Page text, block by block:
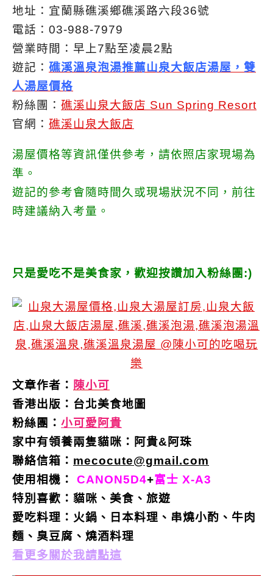
地址：宜蘭縣礁溪鄉礁溪路六段36號
電話：03-988-7979
營業時間：早上7點至凌晨2點
遊記： 礁溪溫泉泡湯推薦山泉大飯店湯屋，雙
人湯屋價格
粉絲團： 礁溪山泉大飯店 Sun Spring Resort
官網： 礁溪山泉大飯店
湯屋價格等資訊僅供參考，請依照店家現場為
準。
遊記的參考會隨時間久或現場狀況不同，前往
時建議納入考量。
只是愛吃不是美食家，歡迎按讚加入粉絲團:)
文章作者： 陳小可
香港出版： 台北美食地圖
粉絲團： 小可愛阿貴
家中有領養兩隻貓咪：阿貴&阿珠
聯絡信箱： mecocute@gmail.com
使用相機：
CANON5D4+富士 X-A3
特別喜歡： 貓咪、美食、旅遊
愛吃料理：火鍋、日本料理、串燒小酌、牛肉
麵、臭豆腐、燒酒料理
看更多關於我請點這